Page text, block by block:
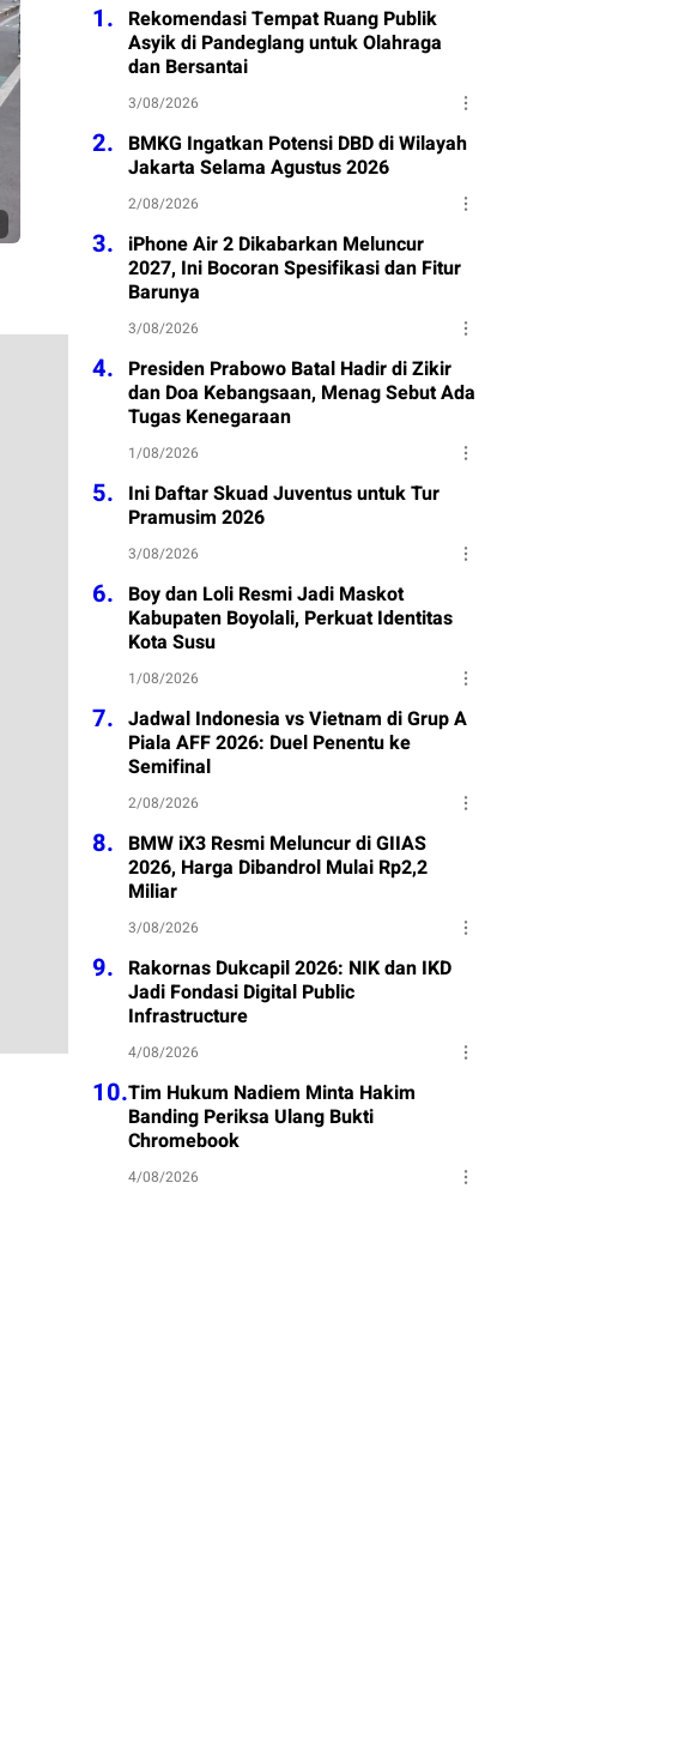
1. Rekomendasi Tempat Ruang Publik
Asyik di Pandeglang untuk Olahraga
dan Bersantai
3/08/2026
2. BMKG Ingatkan Potensi DBD di Wilayah
Jakarta Selama Agustus 2026
2/08/2026
3. iPhone Air 2 Dikabarkan Meluncur
2027, Ini Bocoran Spesifikasi dan Fitur
Barunya
3/08/2026
4. Presiden Prabowo Batal Hadir di Zikir
dan Doa Kebangsaan, Menag Sebut Ada
Tugas Kenegaraan
1/08/2026
5. Ini Daftar Skuad Juventus untuk Tur
Pramusim 2026
3/08/2026
6. Boy dan Loli Resmi Jadi Maskot
Kabupaten Boyolali, Perkuat Identitas
Kota Susu
1/08/2026
7. Jadwal Indonesia vs Vietnam di Grup A
Piala AFF 2026: Duel Penentu ke
Semifinal
2/08/2026
8. BMW iX3 Resmi Meluncur di GIIAS
2026, Harga Dibandrol Mulai Rp2,2
Miliar
3/08/2026
9. Rakornas Dukcapil 2026: NIK dan IKD
Jadi Fondasi Digital Public
Infrastructure
4/08/2026
10.Tim Hukum Nadiem Minta Hakim
Banding Periksa Ulang Bukti
Chromebook
4/08/2026